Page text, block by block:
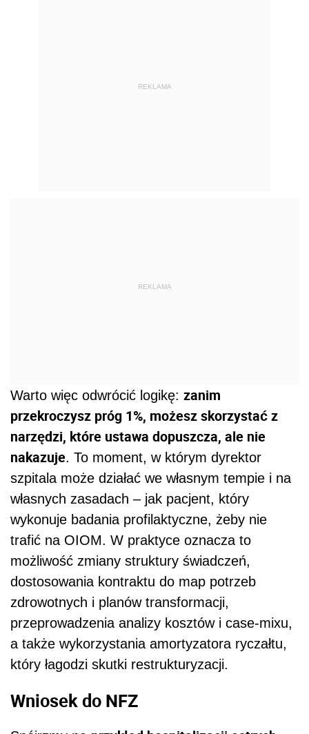
REKLAMA
REKLAMA
Warto więc odwrócić logikę: zanim
przekroczysz próg 1%, możesz skorzystać z
narzędzi, które ustawa dopuszcza, ale nie
nakazuje. To moment, w którym dyrektor
szpitala może działać we własnym tempie i na
własnych zasadach – jak pacjent, który
wykonuje badania profilaktyczne, żeby nie
trafić na OIOM. W praktyce oznacza to
możliwość zmiany struktury świadczeń,
dostosowania kontraktu do map potrzeb
zdrowotnych i planów transformacji,
przeprowadzenia analizy kosztów i case-mixu,
a także wykorzystania amortyzatora ryczałtu,
który łagodzi skutki restrukturyzacji.
Wniosek do NFZ